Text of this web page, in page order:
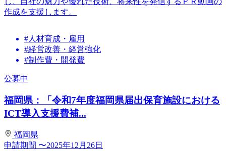
作成を支援します。
#人材育成・雇用
#経営改善・経営強化
#制作費・開発費
公募中
福岡県：「令和7年度福岡県届出保育施設における
ICT導入支援費補...
福岡県
申請期間 〜2025年12月26日